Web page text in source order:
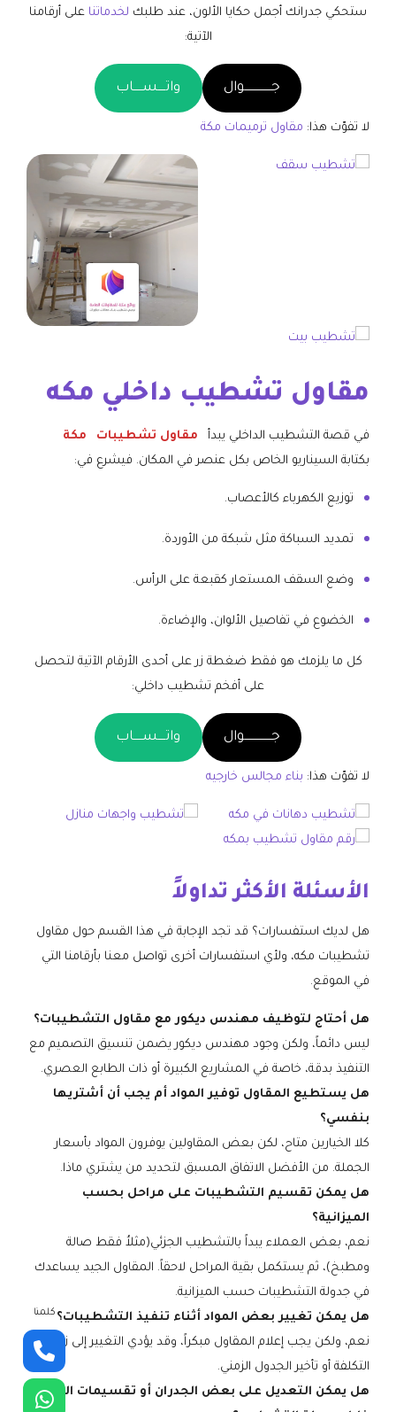
ستحكي جدرانك أجمل حكايا الألون، عند طلبك لخدماتنا على أرقامنا
الآتية:
جـــــــــــــــوال واتــــســـــاب
لا تفوّت هذا: مقاول ترميمات مكة
مقاول تشطيب داخلي مكه
في قصة التشطيب الداخلي يبدأ مقاول تشطيبات
مكة
بكتابة السيناريو الخاص بكل عنصر في المكان. فيشرع في:
توزيع الكهرباء كالأعصاب.
تمديد السباكة مثل شبكة من الأوردة.
وضع السقف المستعار كقبعة على الرأس.
الخضوع في تفاصيل الألوان، والإضاءة.
كل ما يلزمك هو فقط ضغطة زر على أحدى الأرقام الآتية لتحصل
على أفخم تشطيب داخلي:
جـــــــــــــــوال واتــــســـــاب
لا تفوّت هذا: بناء مجالس خارجيه
الأسئلة الأكثر تداولاً
هل لديك استفسارات؟ قد تجد الإجابة في هذا القسم حول مقاول
تشطيبات مكه، ولأي استفسارات أخرى تواصل معنا بأرقامنا التي
في الموقع.
هل أحتاج لتوظيف مهندس ديكور مع مقاول التشطيبات؟
ليس دائماً، ولكن وجود مهندس ديكور يضمن تنسيق التصميم مع
التنفيذ بدقة، خاصة في المشاريع الكبيرة أو ذات الطابع العصري.
هل يستطيع المقاول توفير المواد أم يجب أن أشتريها
بنفسي؟
كلا الخيارين متاح، لكن بعض المقاولين يوفرون المواد بأسعار
الجملة. من الأفضل الاتفاق المسبق لتحديد من يشتري ماذا.
هل يمكن تقسيم التشطيبات على مراحل بحسب
الميزانية؟
نعم، بعض العملاء يبداً بالتشطيب الجزئي(مثلاُ فقط صالة
ومطبخ)، ثم يستكمل بقية المراحل لاحقاً. المقاول الجيد يساعدك
في جدولة التشطيبات حسب الميزانية.
هل يمكن تغيير بعض المواد أثناء تنفيذ التشطيبات؟
نعم، ولكن يجب إعلام المقاول مبكراً، وقد يؤدي التغيير إلى زيادة
التكلفة أو تأخير الجدول الزمني.
هل يمكن التعديل على بعض الجدران أو تقسيمات الغرف
كلمنا